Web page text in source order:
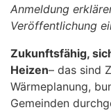
Anmeldung
Veröffentlichung
Zukunftsfähig,
Heizen– das sind
Wärmeplanung,
Gemeinden